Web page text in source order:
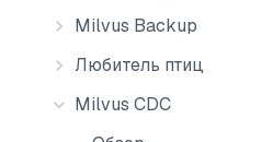
Milvus Backup
Любитель птиц
Milvus CDC